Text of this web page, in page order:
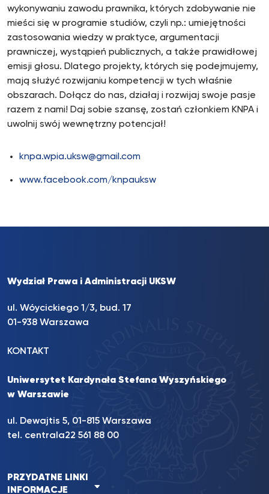
wykonywaniu zawodu prawnika, których zdobywanie nie
mieści się w programie studiów, czyli np.: umiejętności
zastosowania wiedzy w praktyce, argumentacji
prawniczej, wystąpień publicznych, a także prawidłowej
emisji głosu. Dlatego projekty, których się podejmujemy,
mają służyć rozwijaniu kompetencji w tych właśnie
obszarach. Dołącz do nas, działaj i rozwijaj swoje pasje
razem z nami! Daj sobie szansę, zostań członkiem KNPA i
uwolnij swój wewnętrzny potencjał!
knpa.wpia.uksw@gmail.com
www.facebook.com/knpauksw
Wydział Prawa i Administracji UKSW
ul. Wóycickiego 1/3, bud. 17
01-938 Warszawa
KONTAKT
Uniwersytet Kardynała Stefana Wyszyńskiego
w Warszawie
ul. Dewajtis 5, 01-815 Warszawa
tel. centrala22 561 88 00
PRZYDATNE LINKI
INFORMACJE